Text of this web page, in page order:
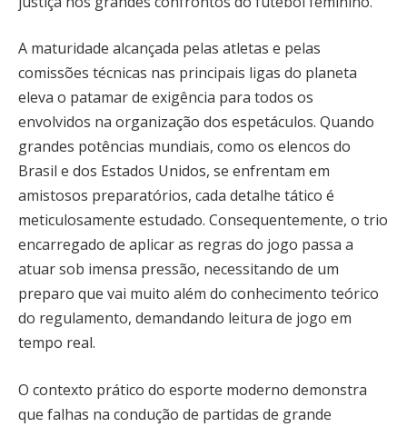
A maturidade alcançada pelas atletas e pelas
comissões técnicas nas principais ligas do planeta
eleva o patamar de exigência para todos os
envolvidos na organização dos espetáculos. Quando
grandes potências mundiais, como os elencos do
Brasil e dos Estados Unidos, se enfrentam em
amistosos preparatórios, cada detalhe tático é
meticulosamente estudado. Consequentemente, o trio
encarregado de aplicar as regras do jogo passa a
atuar sob imensa pressão, necessitando de um
preparo que vai muito além do conhecimento teórico
do regulamento, demandando leitura de jogo em
tempo real.
O contexto prático do esporte moderno demonstra
que falhas na condução de partidas de grande